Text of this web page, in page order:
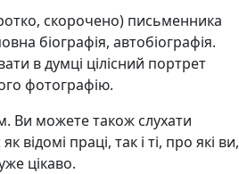
скорочено) письменника
біографія, автобіографія.
в думці цілісний портрет
фотографію.
Ви можете також слухати
відомі праці, так і ті, про які ви,
цікаво.